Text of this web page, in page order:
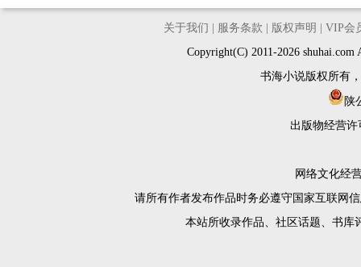
关于我们 服务条款 版权声明
VIP会
Copyright(C) 2011-2026
书海小说版权所有
陕
出版物经营许
网络文化经
请所有作者发布作品时务必遵守国家互联网
本站所收录作品、社区话题、书库